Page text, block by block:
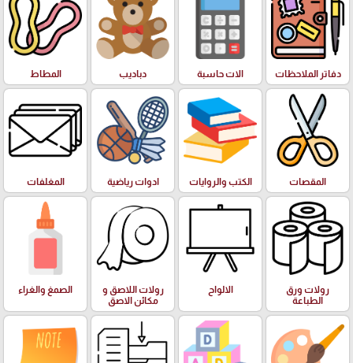
دفاتر الملاحظات الات حاسبة دباديب المطاط
المقصات الكتب والروايات ادوات رياضية المغلفات
رولات ورق
الطباعة
الالواح
رولات اللاصق و
مكائن الاصق
الصمغ والغراء